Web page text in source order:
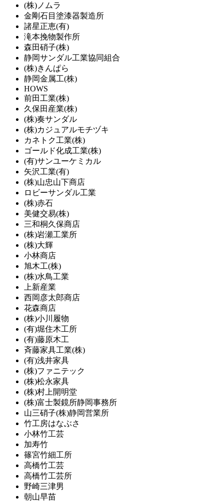
(株)ノムラ
金剛石目塗漆器製造所
諸星正恵(有)
滝本挽物製作所
森田硝子(株)
静岡サンダル工業協同組合
(株)きんぱら
静岡金属工(株)
HOWS
前田工業(株)
久保田産業(株)
(株)奏サンダル
(株)カジュアルモチヅキ
カネトク工業(株)
ゴールド化成工業(株)
(有)サンユーケミカル
矢沢工業(有)
(株)山忠山下商店
ロビーサンダル工業
(株)赤石
美健交易(株)
三和桐久保商店
(株)岩瀬工業所
(株)大輝
小林商店
旭木工(株)
(株)水鳥工業
上新産業
西岡彦太郎商店
花森商店
(株)小川履物
(有)堀住木工所
(有)藤原木工
斉藤家具工業(株)
(有)浅井家具
(株)ファニテック
(株)松永家具
(株)村上開明堂
(株)富士製鏡所静岡事務所
山三硝子(株)静岡営業所
竹工房はなぶさ
小林竹工芸
加寿竹
篠宮竹細工所
高橋竹工芸
高橋竹工芸所
野崎三津男
朝山早苗